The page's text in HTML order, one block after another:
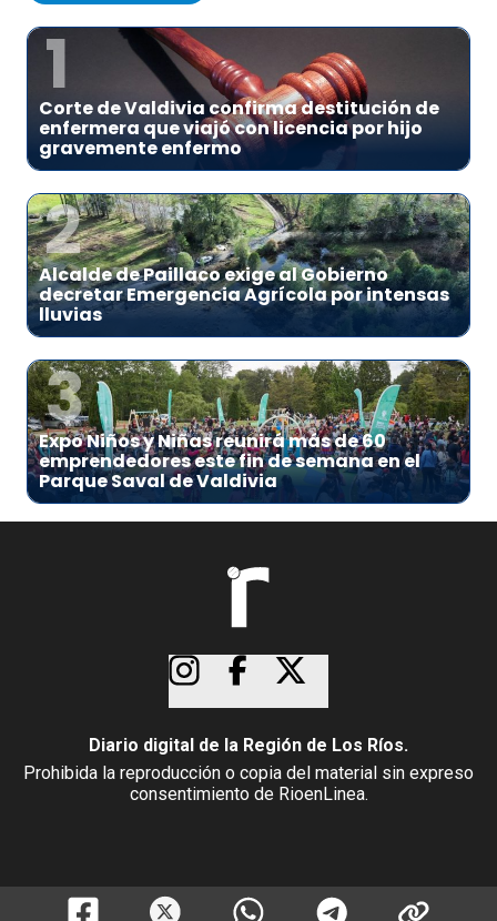
1
Corte de Valdivia confirma destitución de
enfermera que viajó con licencia por hijo
gravemente enfermo
2
Alcalde de Paillaco exige al Gobierno
decretar Emergencia Agrícola por intensas
lluvias
3
Expo Niños y Niñas reunirá más de 60
emprendedores este fin de semana en el
Parque Saval de Valdivia
Diario digital de la Región de Los Ríos.
Prohibida la reproducción o copia del material sin expreso
consentimiento de RioenLinea.